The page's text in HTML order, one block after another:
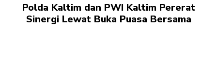
Polda Kaltim dan PWI Kaltim Pererat
Sinergi Lewat Buka Puasa Bersama